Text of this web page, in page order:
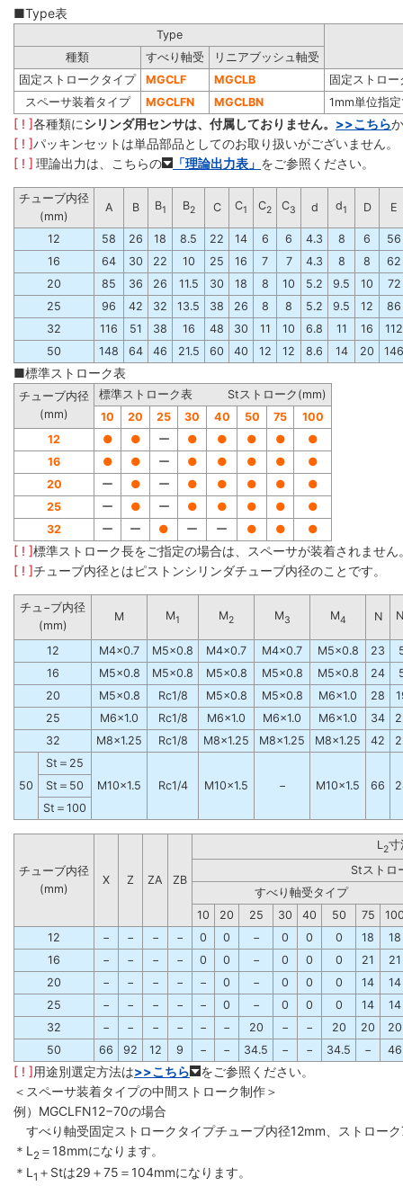
■Type表
Type
種類
すべり軸受
リニアブッシュ軸受
固定ストロークタイプ
MGCLF MGCLB
固定ストロ
スペーサ装着タイプ
MGCLFN MGCLBN 1mm単位指
[ ! ]各種類にシリンダ用センサは、付属しておりません。 >>こちら
[ ! ]パッキンセットは単品部品としてのお取り扱いがございません。
[ ! ] 理論出力は、こちらの 「理論出力表」 をご参照ください。
チューブ内径
(mm)
A B B1 B2 C C1 C2 C3 d d1 D E
12 58 26 18 8.5 22 14 6 6 4.3 8 6
56
16
64 30 22 10 25 16 7 7 4.3 8 8
62
20
85 36 26 11.5 30 18 8 10 5.2 9.5 10
72
25
96 42 32 13.5 38 26 8 8 5.2 9.5 12
86
32
116 51 38 16 48 30 11 10 6.8 11 16
112
50
148 64 46 21.5 60 40 12 12 8.6 14 20 146
■標準ストローク表
チューブ内径
(mm)
標準ストローク表 Stストローク(mm)
10
20 25 30 40 50 75
100
12
● ● ー ● ● ● ●
●
16
● ● ー ● ● ● ●
●
20
ー ● ー ● ● ● ●
●
25
ー ● ー ● ● ● ●
●
32
ー ー ● ー ー ● ● ●
[ ! ]標準ストローク長をご指定の場合は、スペーサが装着されません
[ ! ]チューブ内径とはピストンシリンダチューブ内径のことです。
チュ−ブ内径
(mm)
M M1 M2 M3 M4 N N
12 M4×0.7 M5×0.8 M4×0.7 M4×0.7 M5×0.8 23
16
M5×0.8 M5×0.8 M5×0.8 M5×0.8 M5×0.8 24
20
M5×0.8 Rc1/8 M5×0.8 M5×0.8 M6×1.0 28
25
M6×1.0 Rc1/8 M6×1.0 M6×1.0 M6×1.0 34
32
M8×1.25 Rc1/8 M8×1.25 M8×1.25 M8×1.25 42
50
St＝25
M10×1.5
Rc1/4 M10×1.5 − M10×1.5 66
St＝50
St＝100
チューブ内径
(mm)
X Z ZA ZB
L 2寸
Stストロ
すべり軸受タイプ
10
20 25 30 40 50 75
12
− − − − 0 0 − 0 0 0 18
18
16
− − − − 0 0 − 0 0 0 21
21
20
− − − − − 0 − 0 0 0 14
14
25
− − − − − 0 − 0 0 0 14
14
32
− − − − − − 20 − − 20 20
20
50
66 92 12 9 − − 34.5 − − 34.5 − 46
[ ! ]用途別選定方法は>>こちら
をご参照ください。
＜スペーサ装着タイプの中間ストローク制作＞
例）MGCLFN12−70の場合
すべり軸受固定ストロークタイプチューブ内径12mm、ストロー
＊L 2 ＝18mmになります。
＊L 1 ＋Stは29＋75＝104mmになります。